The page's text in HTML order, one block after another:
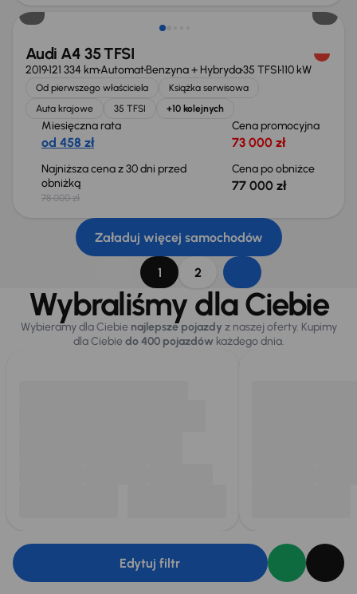
Audi A4 35 TFSI
2019121 334 kmAutomatBenzyna + Hybryda35 TFSI110 kW
Od pierwszego właściciela
Książka serwisowa
Auta krajowe
35 TFSI +10 kolejnych
Miesięczna rata
od 458 zł
Cena promocyjna
73 000 zł
Najniższa cena z 30 dni przed
obniżką
78 000 zł
Cena po obniżce
77 000 zł
Załaduj więcej samochodów
1 2
Wybraliśmy dla Ciebie
Wybieramy dla Ciebie najlepsze pojazdy z naszej oferty. Kupimy
dla Ciebiedo 400 pojazdówkażdego dnia.
Edytuj filtr